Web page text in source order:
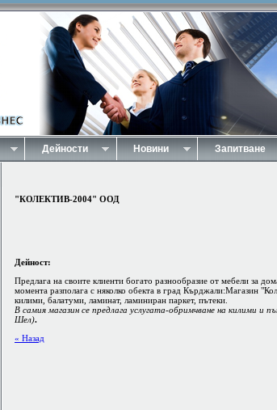
Дейности Новини Запитване
"КОЛЕКТИВ-2004" ООД
Дейност:
Предлага на своите клиенти богато разнообразие от мебели за
момента разполага с няколко обекта в град Кърджали:Магазин
килими, балатуми, ламинат, ламиниран паркет, пътеки.
В самия магазин се предлага услугата-обримчване на килими и
Шел).
« Назад